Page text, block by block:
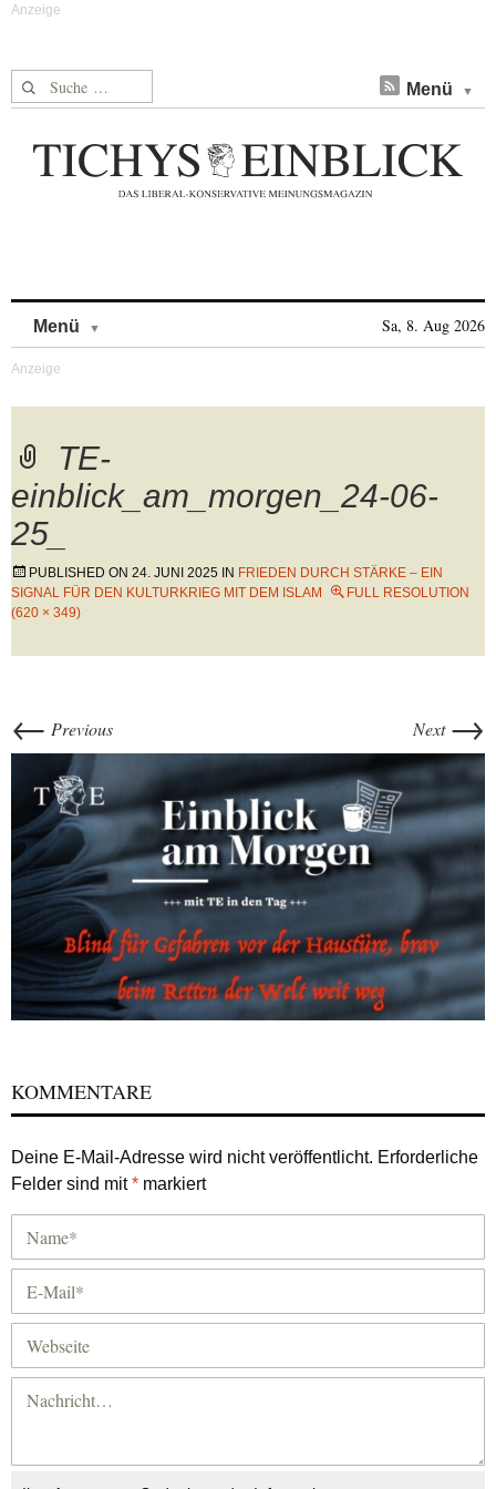
Suche nach: Menü
Menü Sa, 8. Aug 2026
TE-
einblick_am_morgen_24-06-
25_
PUBLISHED ON 24. JUNI 2025 IN FRIEDEN DURCH STÄRKE – EIN
SIGNAL FÜR DEN KULTURKRIEG MIT DEM ISLAM
FULL RESOLUTION
(620 × 349)
← Previous Next →
KOMMENTARE
Deine E-Mail-Adresse wird nicht veröffentlicht. Erforderliche
Felder sind mit* markiert